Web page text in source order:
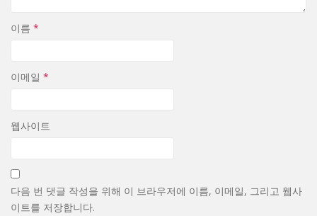
이름 *
이메일 *
웹사이트
다음 번 댓글 작성을 위해 이 브라우저에 이름, 이메일, 그리고 웹사
이트를 저장합니다.